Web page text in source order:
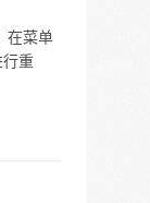
在菜单
行重